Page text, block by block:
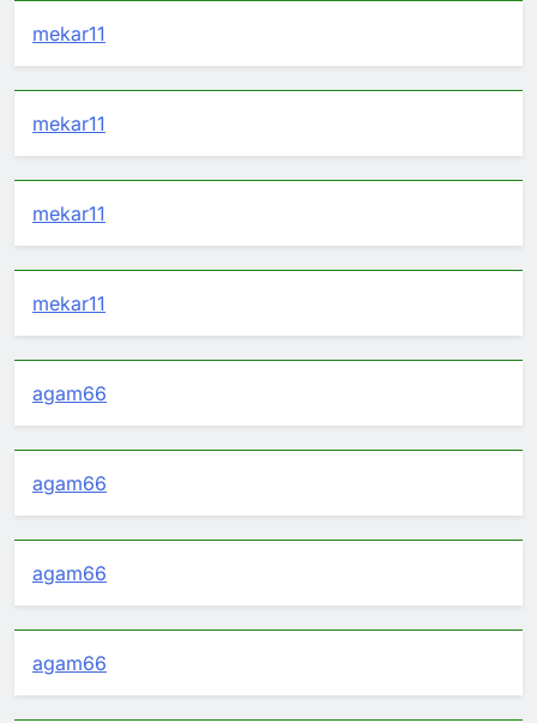
mekar11
mekar11
mekar11
mekar11
agam66
agam66
agam66
agam66